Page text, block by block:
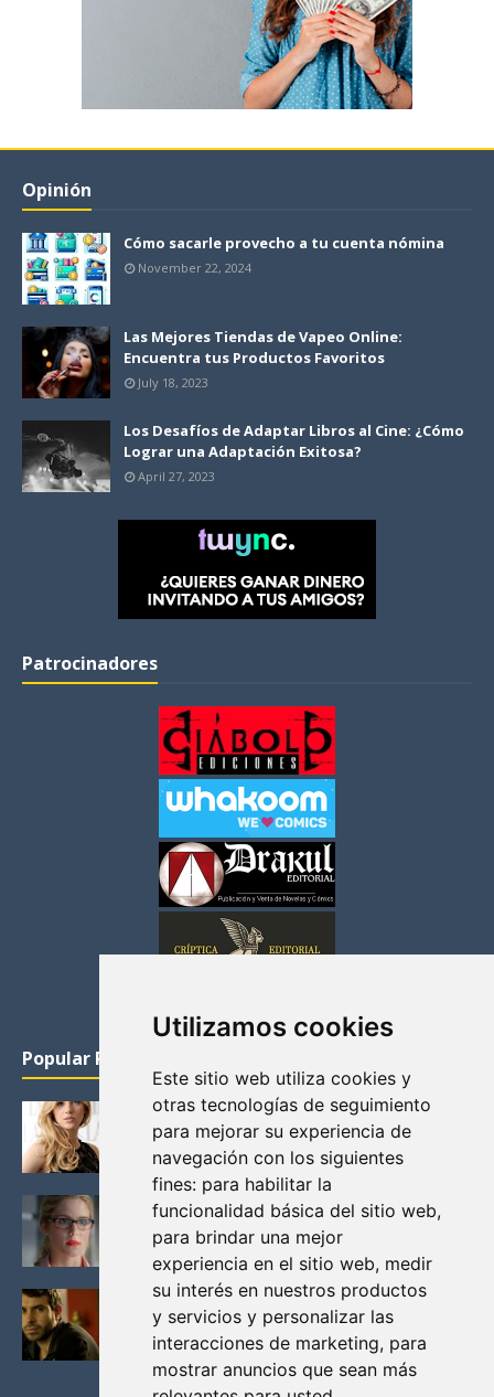
Utilizamos cookies
Este sitio web utiliza cookies y
otras tecnologías de seguimiento
para mejorar su experiencia de
navegación con los siguientes
fines: para habilitar la
funcionalidad básica del sitio web,
para brindar una mejor
experiencia en el sitio web, medir
su interés en nuestros productos
y servicios y personalizar las
interacciones de marketing, para
mostrar anuncios que sean más
Opinión
Cómo sacarle provecho a tu cuenta nómina
November 22, 2024
Las Mejores Tiendas de Vapeo Online:
Encuentra tus Productos Favoritos
July 18, 2023
Los Desafíos de Adaptar Libros al Cine: ¿Cómo
Lograr una Adaptación Exitosa?
April 27, 2023
Patrocinadores
Popular Posts
KATHERYN WINNICK: LA ACTRIZ MAS GUAPA DE
VIKINGOS
Junio 14, 2013
FELICITY (EMILY BETT RICKARDS), LAS FOTOS
MAS BONITAS DE LA ALIADA DE ARROW
Noviembre 30, 2013
BLACK MIRROR: TODA TU HISTORIA. EPISODIO 3.
LA CRITICA
Mayo 17, 2012